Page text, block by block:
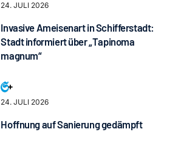
24. JULI 2026
Invasive Ameisenart in Schifferstadt:
Stadt informiert über „Tapinoma
magnum“
24. JULI 2026
Hoffnung auf Sanierung gedämpft